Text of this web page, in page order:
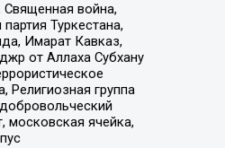
война,
Туркестана,
Имарат Кавказ,
от Аллаха Субхану
группа
ячейка,